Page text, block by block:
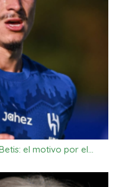
el motivo por el…